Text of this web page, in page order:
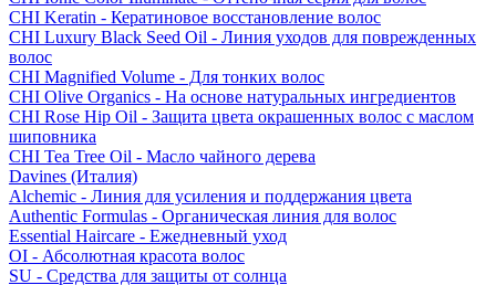
CHI Keratin - Кератиновое восстановление волос
CHI Luxury Black Seed Oil - Линия уходов для поврежденных
волос
CHI Magnified Volume - Для тонких волос
CHI Olive Organics - На основе натуральных ингредиентов
CHI Rose Hip Oil - Защита цвета окрашенных волос с маслом
шиповника
CHI Tea Tree Oil - Масло чайного дерева
Davines (Италия)
Alchemic - Линия для усиления и поддержания цвета
Authentic Formulas - Органическая линия для волос
Essential Haircare - Eжедневный уход
OI - Абсолютная красота волос
SU - Средства для защиты от солнца